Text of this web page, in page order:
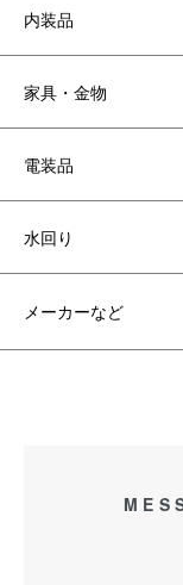
内装品
家具・金物
電装品
水回り
メーカーなど